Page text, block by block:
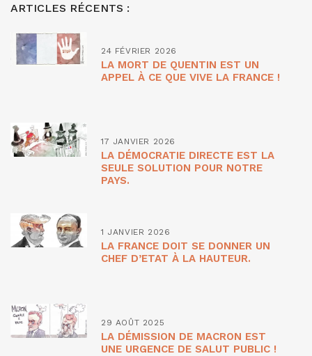
ARTICLES RÉCENTS :
24 FÉVRIER 2026
LA MORT DE QUENTIN EST UN
APPEL À CE QUE VIVE LA FRANCE !
17 JANVIER 2026
LA DÉMOCRATIE DIRECTE EST LA
SEULE SOLUTION POUR NOTRE
PAYS.
1 JANVIER 2026
LA FRANCE DOIT SE DONNER UN
CHEF D’ETAT À LA HAUTEUR.
29 AOÛT 2025
LA DÉMISSION DE MACRON EST
UNE URGENCE DE SALUT PUBLIC !